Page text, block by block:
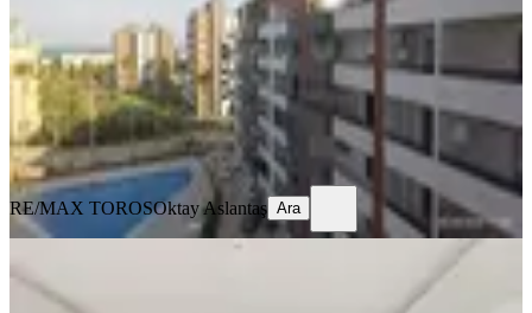
2+1
·115 m² 5. Kat·06.08.2026
3.475.000 ₺
RE/MAX TOROSOktay Aslantaş
Ara
RE/MAX TOROSOktay Aslantaş Ara
Zenn Emlak'tan Satılık Sıfır 2+1
Modern Daire | Merkezi Konum